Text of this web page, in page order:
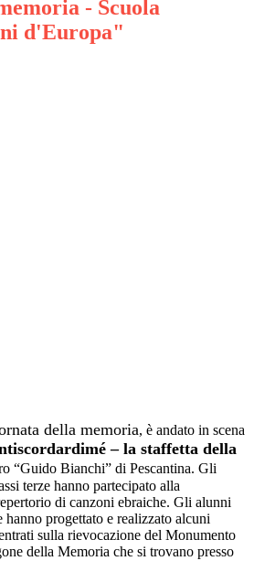
- Scuola
d'Europa"
della memoria, è andato in scena
– la staffetta della
“Guido Bianchi” di Pescantina. Gli
terze hanno partecipato alla
di canzoni ebraiche. Gli alunni
hanno progettato e realizzato alcuni
sulla rievocazione del Monumento
della Memoria che si trovano presso